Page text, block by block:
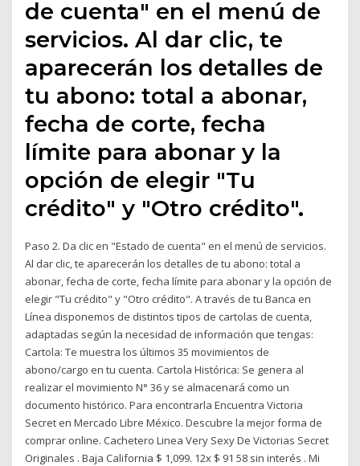
de cuenta" en el menú de
servicios. Al dar clic, te
aparecerán los detalles de
tu abono: total a abonar,
fecha de corte, fecha
límite para abonar y la
opción de elegir "Tu
crédito" y "Otro crédito".
Paso 2. Da clic en "Estado de cuenta" en el menú de servicios.
Al dar clic, te aparecerán los detalles de tu abono: total a
abonar, fecha de corte, fecha límite para abonar y la opción de
elegir "Tu crédito" y "Otro crédito". A través de tu Banca en
Línea disponemos de distintos tipos de cartolas de cuenta,
adaptadas según la necesidad de información que tengas:
Cartola: Te muestra los últimos 35 movimientos de
abono/cargo en tu cuenta. Cartola Histórica: Se genera al
realizar el movimiento N° 36 y se almacenará como un
documento histórico. Para encontrarla Encuentra Victoria
Secret en Mercado Libre México. Descubre la mejor forma de
comprar online. Cachetero Linea Very Sexy De Victorias Secret
Originales . Baja California $ 1,099. 12x $ 91 58 sin interés . Mi